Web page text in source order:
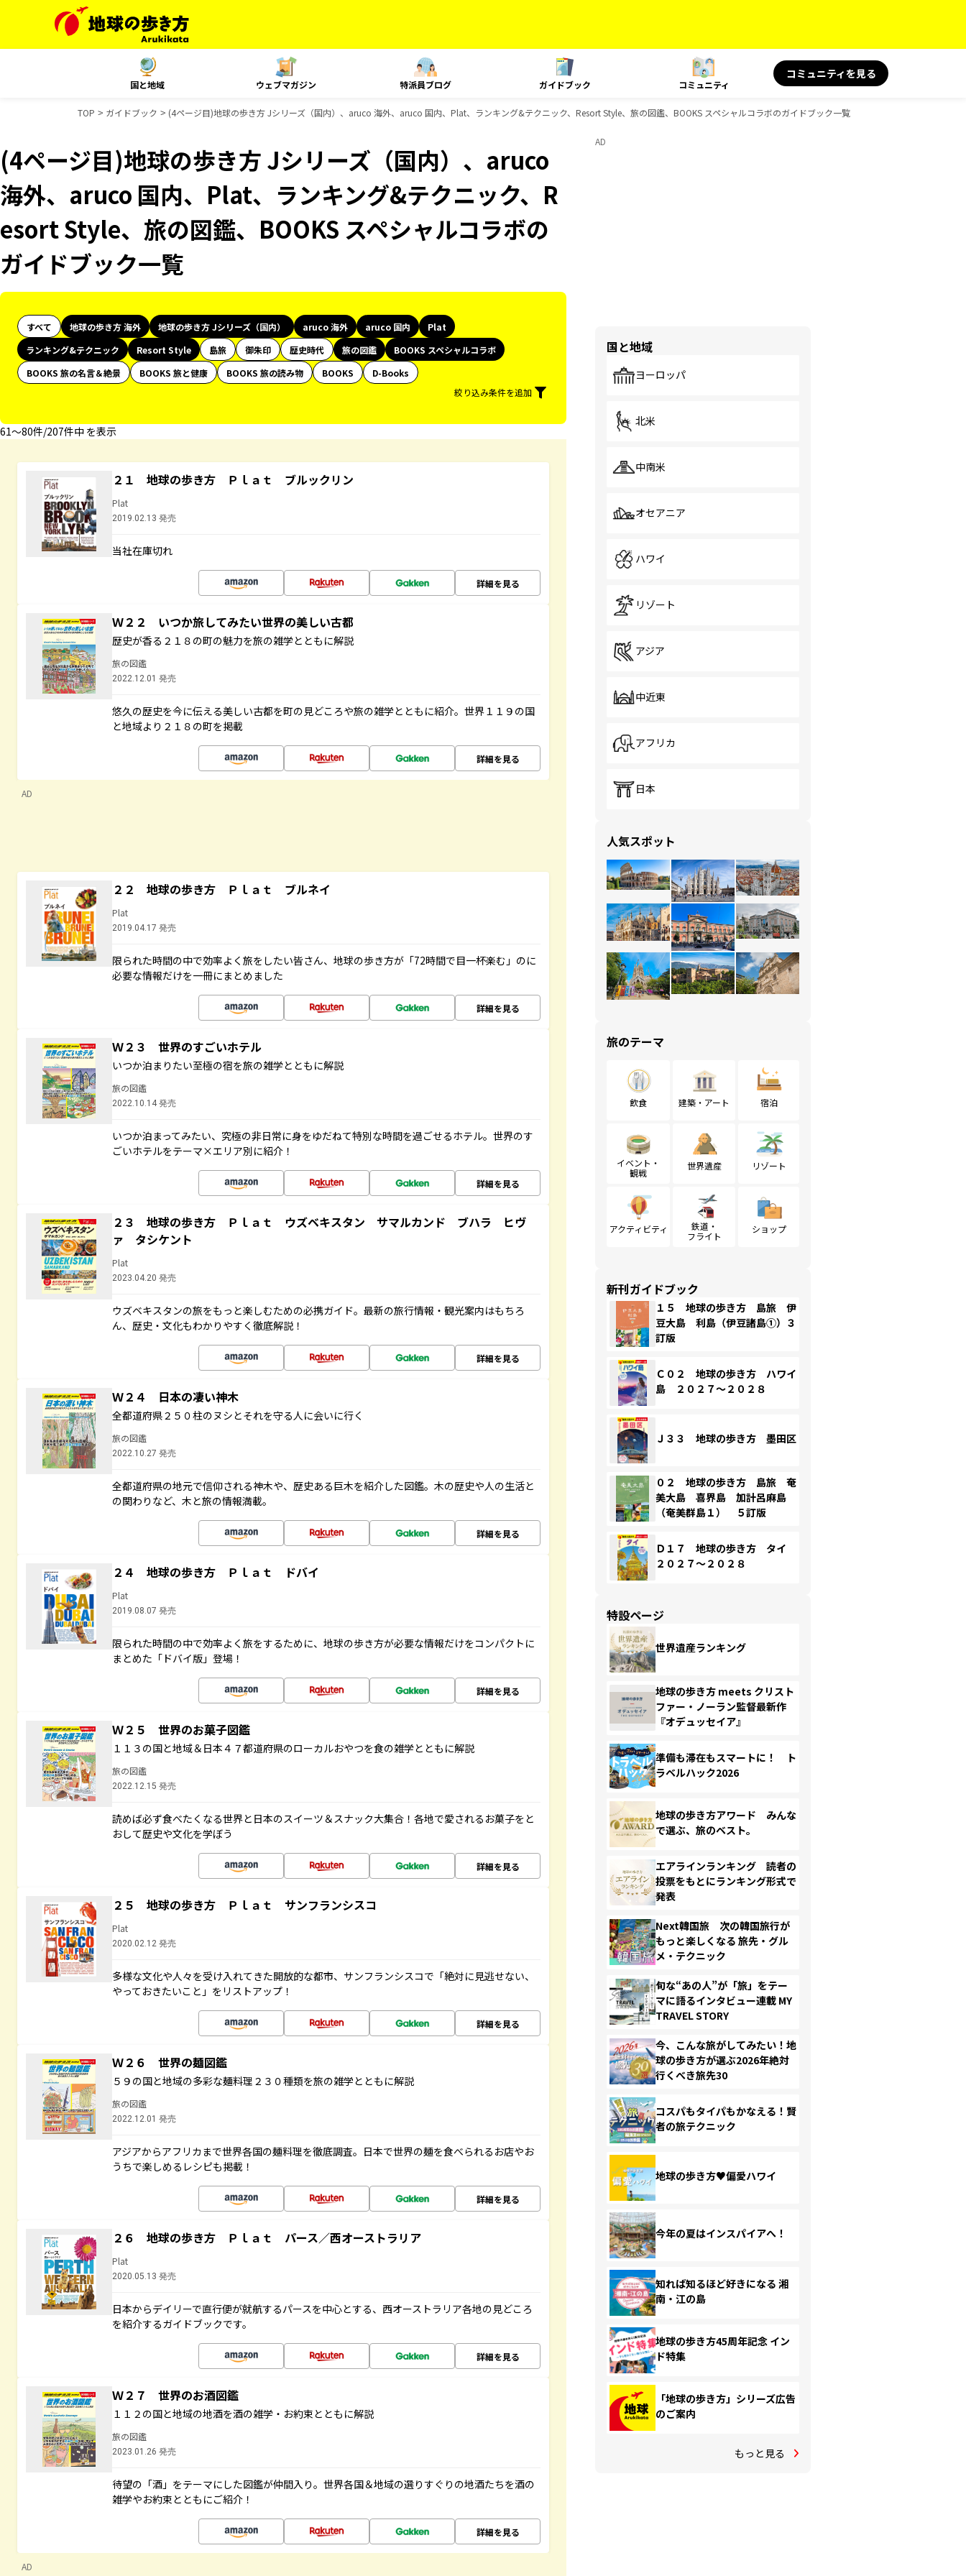
国と地域 ウェブマガジン 特派員ブログ ガイドブック コミュニティ
コミュニティを見る
TOP ガイドブック (4ページ目)地球の歩き方 Jシリーズ（国内）、aruco 海外、aruco 国内、Plat、ランキング&テクニック、Resort Style、旅の図鑑、BOOKS スペシャルコラボのガイドブック一覧
(4ページ目)地球の歩き方 Jシリーズ（国内）、aruco
海外、aruco 国内、Plat、ランキング&テクニック、R
esort Style、旅の図鑑、BOOKS スペシャルコラボの
ガイドブック一覧
すべて 地球の歩き方 海外 地球の歩き方 Jシリーズ（国内） aruco 海外 aruco 国内
Plat
ランキング&テクニック
Resort Style 島旅 御朱印 歴史時代 旅の図鑑
BOOKS スペシャルコラボ
BOOKS 旅の名言＆絶景
BOOKS 旅と健康 BOOKS 旅の読み物 BOOKS
D-Books
絞り込み条件を追加
61〜80件/207件中 を表示
２１ 地球の歩き方 Ｐｌａｔ ブルックリン
Plat
2019.02.13 発売
当社在庫切れ
詳細を見る
Ｗ２２ いつか旅してみたい世界の美しい古都
歴史が香る２１８の町の魅力を旅の雑学とともに解説
旅の図鑑
2022.12.01 発売
悠久の歴史を今に伝える美しい古都を町の見どころや旅の雑学とともに紹介。世界１１９の国
と地域より２１８の町を掲載
詳細を見る
AD
２２ 地球の歩き方 Ｐｌａｔ ブルネイ
Plat
2019.04.17 発売
限られた時間の中で効率よく旅をしたい皆さん、地球の歩き方が「72時間で目一杯楽む」のに
必要な情報だけを一冊にまとめました
詳細を見る
Ｗ２３ 世界のすごいホテル
いつか泊まりたい至極の宿を旅の雑学とともに解説
旅の図鑑
2022.10.14 発売
いつか泊まってみたい、究極の非日常に身をゆだねて特別な時間を過ごせるホテル。世界のす
ごいホテルをテーマ×エリア別に紹介！
詳細を見る
２３ 地球の歩き方 Ｐｌａｔ ウズベキスタン サマルカンド ブハラ ヒヴ
ァ タシケント
Plat
2023.04.20 発売
ウズベキスタンの旅をもっと楽しむための必携ガイド。最新の旅行情報・観光案内はもちろ
ん、歴史・文化もわかりやすく徹底解説！
詳細を見る
Ｗ２４ 日本の凄い神木
全都道府県２５０柱のヌシとそれを守る人に会いに行く
旅の図鑑
2022.10.27 発売
全都道府県の地元で信仰される神木や、歴史ある巨木を紹介した図鑑。木の歴史や人の生活と
の関わりなど、木と旅の情報満載。
詳細を見る
２４ 地球の歩き方 Ｐｌａｔ ドバイ
Plat
2019.08.07 発売
限られた時間の中で効率よく旅をするために、地球の歩き方が必要な情報だけをコンパクトに
まとめた「ドバイ版」登場！
詳細を見る
Ｗ２５ 世界のお菓子図鑑
１１３の国と地域＆日本４７都道府県のローカルおやつを食の雑学とともに解説
旅の図鑑
2022.12.15 発売
読めば必ず食べたくなる世界と日本のスイーツ＆スナック大集合！各地で愛されるお菓子をと
おして歴史や文化を学ぼう
詳細を見る
２５ 地球の歩き方 Ｐｌａｔ サンフランシスコ
Plat
2020.02.12 発売
多様な文化や人々を受け入れてきた開放的な都市、サンフランシスコで「絶対に見逃せない、
やっておきたいこと」をリストアップ！
詳細を見る
Ｗ２６ 世界の麺図鑑
５９の国と地域の多彩な麺料理２３０種類を旅の雑学とともに解説
旅の図鑑
2022.12.01 発売
アジアからアフリカまで世界各国の麺料理を徹底調査。日本で世界の麺を食べられるお店やお
うちで楽しめるレシピも掲載！
詳細を見る
２６ 地球の歩き方 Ｐｌａｔ パース／西オーストラリア
Plat
2020.05.13 発売
日本からデイリーで直行便が就航するパースを中心とする、西オーストラリア各地の見どころ
を紹介するガイドブックです。
詳細を見る
Ｗ２７ 世界のお酒図鑑
１１２の国と地域の地酒を酒の雑学・お約束とともに解説
旅の図鑑
2023.01.26 発売
待望の「酒」をテーマにした図鑑が仲間入り。世界各国＆地域の選りすぐりの地酒たちを酒の
雑学やお約束とともにご紹介！
詳細を見る
AD
AD
国と地域
ヨーロッパ
北米
中南米
オセアニア
ハワイ
リゾート
アジア
中近東
アフリカ
日本
人気スポット
旅のテーマ
飲食 建築・アート 宿泊
イベント・
観戦
世界遺産 リゾート
アクティビティ
鉄道・
フライト
ショップ
新刊ガイドブック
１５ 地球の歩き方 島旅 伊
豆大島 利島（伊豆諸島①）３
訂版
Ｃ０２ 地球の歩き方 ハワイ
島 ２０２７～２０２８
Ｊ３３ 地球の歩き方 墨田区
０２ 地球の歩き方 島旅 奄
美大島 喜界島 加計呂麻島
（奄美群島１） ５訂版
Ｄ１７ 地球の歩き方 タイ
２０２７～２０２８
特設ページ
世界遺産ランキング
地球の歩き方 meets クリスト
ファー・ノーラン監督最新作
『オデュッセイア』
準備も滞在もスマートに！ ト
ラベルハック2026
地球の歩き方アワード みんな
で選ぶ、旅のベスト。
エアラインランキング 読者の
投票をもとにランキング形式で
発表
Next韓国旅 次の韓国旅行が
もっと楽しくなる 旅先・グル
メ・テクニック
旬な“あの人”が「旅」をテー
マに語るインタビュー連載 MY
TRAVEL STORY
今、こんな旅がしてみたい！地
球の歩き方が選ぶ2026年絶対
行くべき旅先30
コスパもタイパもかなえる！賢
者の旅テクニック
地球の歩き方♥偏愛ハワイ
今年の夏はインスパイアへ！
知れば知るほど好きになる 湘
南・江の島
地球の歩き方45周年記念 イン
ド特集
「地球の歩き方」シリーズ広告
のご案内
もっと見る